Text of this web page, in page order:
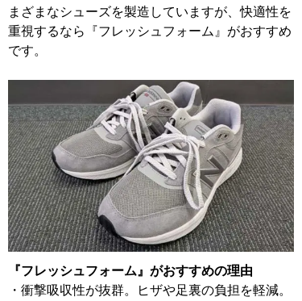
まざまなシューズを製造していますが、快適性を
重視するなら『フレッシュフォーム』がおすすめ
です。
『フレッシュフォーム』がおすすめの理由
・衝撃吸収性が抜群。ヒザや足裏の負担を軽減。